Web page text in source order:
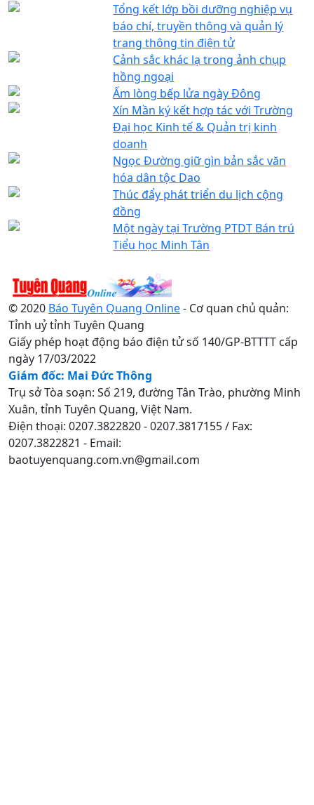
Tổng kết lớp bồi dưỡng nghiệp vụ
báo chí, truyền thông và quản lý
trang thông tin điện tử
Cảnh sắc khác lạ trong ảnh chụp
hồng ngoại
Ấm lòng bếp lửa ngày Đông
Xín Mần ký kết hợp tác với Trường
Đại học Kinh tế & Quản trị kinh
doanh
Ngọc Đường giữ gìn bản sắc văn
hóa dân tộc Dao
Thúc đẩy phát triển du lịch cộng
đồng
Một ngày tại Trường PTDT Bán trú
Tiểu học Minh Tân
© 2020 Báo Tuyên Quang Online- Cơ quan chủ quản:
Tỉnh uỷ tỉnh Tuyên Quang
Giấy phép hoạt động báo điện tử số 140/GP-BTTTT cấp
ngày 17/03/2022
Giám đốc: Mai Đức Thông
Trụ sở Tòa soạn: Số 219, đường Tân Trào, phường Minh
Xuân, tỉnh Tuyên Quang, Việt Nam.
Điện thoại: 0207.3822820 - 0207.3817155 / Fax:
0207.3822821 - Email:
baotuyenquang.com.vn@gmail.com